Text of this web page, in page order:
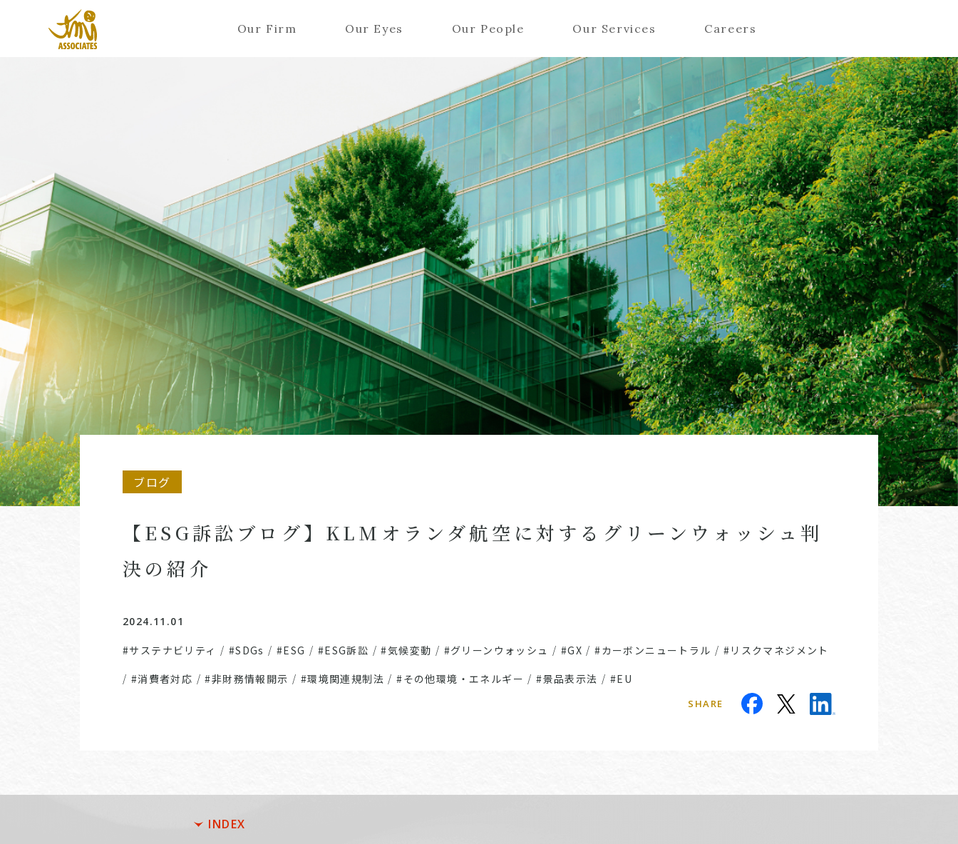
Our Firm Our Eyes Our People Our Services Careers
ブログ
【ESG訴訟ブログ】KLMオランダ航空に対するグリーンウォッシュ判
決の紹介
2024.11.01
#サステナビリティ / #SDGs /#ESG / #ESG訴訟 /#気候変動 / #グリーンウォッシュ / #GX /#カーボンニュートラル / #リスクマネジメント
/ #消費者対応 /#非財務情報開示 / #環境関連規制法 /#その他環境・エネルギー /#景品表示法 / #EU
SHARE
INDEX